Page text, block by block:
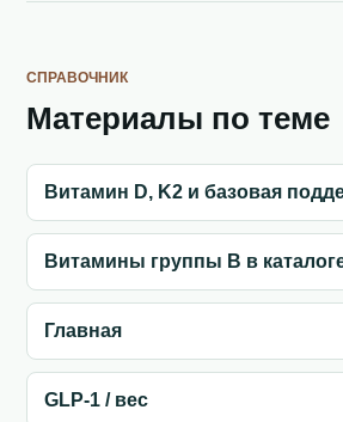
СПРАВОЧНИК
Материалы по теме
Витамин D, K2 и базовая
Витамины группы B в
Главная
GLP-1 / вес